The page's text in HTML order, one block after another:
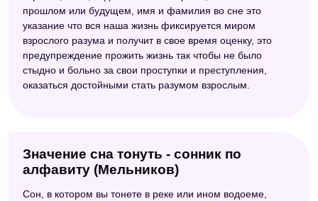
прошлом или будущем, имя и фамилия во сне это
указание что вся наша жизнь фиксируется миром
взрослого разума и получит в свое время оценку, это
предупреждение прожить жизнь так чтобы не было
стыдно и больно за свои проступки и преступления,
оказаться достойными стать разумом взрослым.
Значение сна тонуть - сонник по
алфавиту (Мельников)
Сон, в котором вы тонете в реке или ином водоеме,